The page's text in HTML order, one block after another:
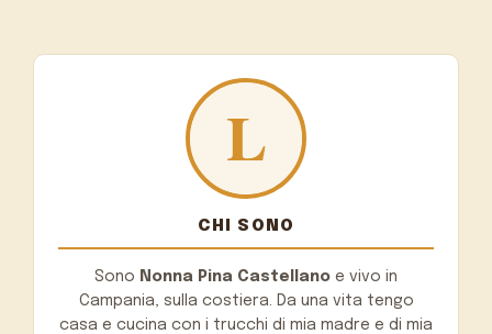
CHI SONO
Sono Nonna Pina Castellano e vivo in
Campania, sulla costiera. Da una vita tengo
casa e cucina con i trucchi di mia madre e di mia